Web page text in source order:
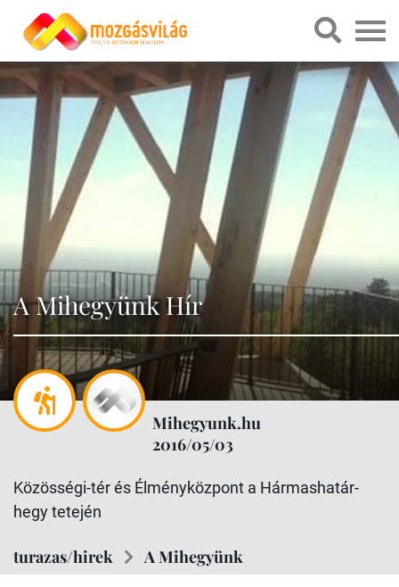
A Mihegyünk Hír
Mihegyunk.hu
2016/05/03
Közösségi-tér és Élményközpont a Hármashatár-
hegy tetején
turazas/hirek A Mihegyünk